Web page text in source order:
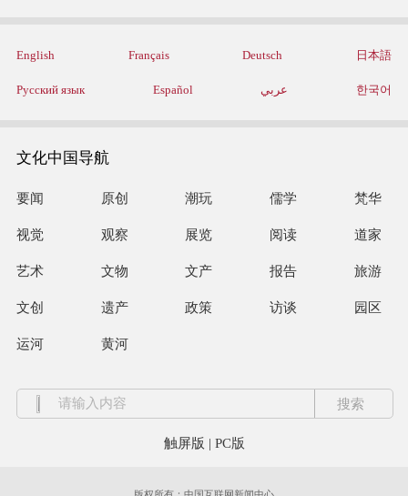
English Français Deutsch 日本語
Русский язык Español عربي 한국어
文化中国导航
要闻 原创 潮玩 儒学 梵华
视觉 观察 展览 阅读 道家
艺术 文物 文产 报告 旅游
文创 遗产 政策 访谈 园区
运河 黄河
触屏版 | PC版